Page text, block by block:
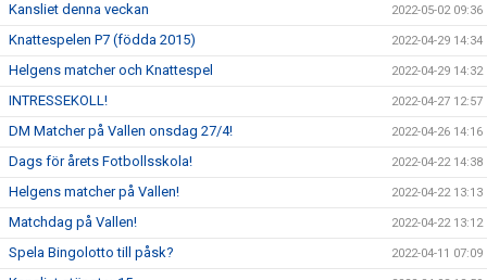
Kansliet denna veckan 2022-05-02 09:36
Knattespelen P7 (födda 2015) 2022-04-29 14:34
Helgens matcher och Knattespel 2022-04-29 14:32
INTRESSEKOLL! 2022-04-27 12:57
DM Matcher på Vallen onsdag 27/4! 2022-04-26 14:16
Dags för årets Fotbollsskola! 2022-04-22 14:38
Helgens matcher på Vallen! 2022-04-22 13:13
Matchdag på Vallen! 2022-04-22 13:12
Spela Bingolotto till påsk? 2022-04-11 07:09